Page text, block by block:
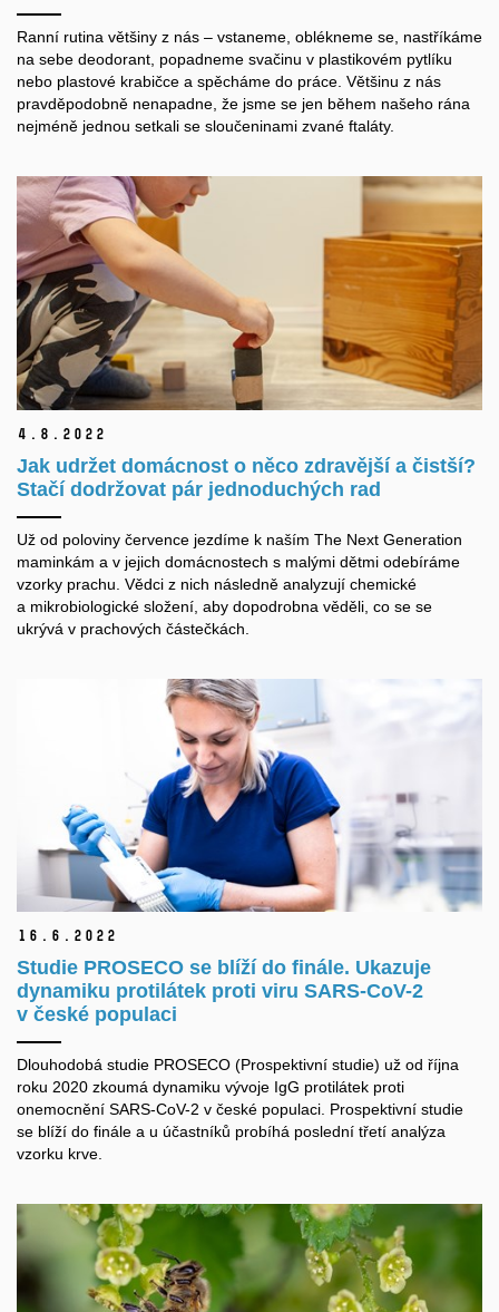
Ranní rutina většiny z nás – vstaneme, oblékneme se, nastříkáme
na sebe deodorant, popadneme svačinu v plastikovém pytlíku
nebo plastové krabičce a spěcháme do práce. Většinu z nás
pravděpodobně nenapadne, že jsme se jen během našeho rána
nejméně jednou setkali se sloučeninami zvané ftaláty.
4. 8. 2022
Jak udržet domácnost o něco zdravější a čistší?
Stačí dodržovat pár jednoduchých rad
Už od poloviny července jezdíme k naším The Next Generation
maminkám a v jejich domácnostech s malými dětmi odebíráme
vzorky prachu. Vědci z nich následně analyzují chemické
a mikrobiologické složení, aby dopodrobna věděli, co se se
ukrývá v prachových částečkách.
16. 6. 2022
Studie PROSECO se blíží do finále. Ukazuje
dynamiku protilátek proti viru SARS-CoV-2
v české populaci
Dlouhodobá studie PROSECO (Prospektivní studie) už od října
roku 2020 zkoumá dynamiku vývoje IgG protilátek proti
onemocnění SARS-CoV-2 v české populaci. Prospektivní studie
se blíží do finále a u účastníků probíhá poslední třetí analýza
vzorku krve.